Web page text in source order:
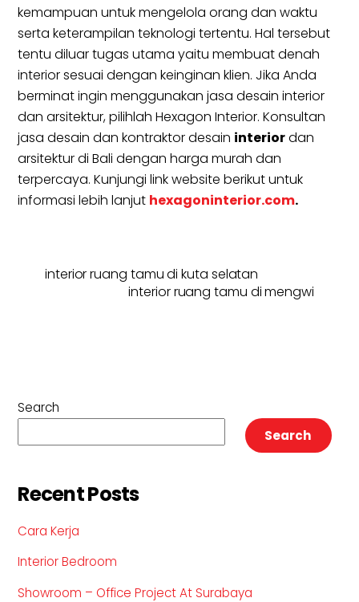
kemampuan untuk mengelola orang dan waktu
serta keterampilan teknologi tertentu. Hal tersebut
tentu diluar tugas utama yaitu membuat denah
interior sesuai dengan keinginan klien. Jika Anda
berminat ingin menggunakan jasa desain interior
dan arsitektur, pilihlah Hexagon Interior. Konsultan
jasa desain dan kontraktor desain interiordan
arsitektur di Bali dengan harga murah dan
terpercaya. Kunjungi link website berikut untuk
informasi lebih lanjut hexagoninterior.com.
interior ruang tamu di kuta selatan
interior ruang tamu di mengwi
Search
Search
Recent Posts
Cara Kerja
Interior Bedroom
Showroom – Office Project At Surabaya